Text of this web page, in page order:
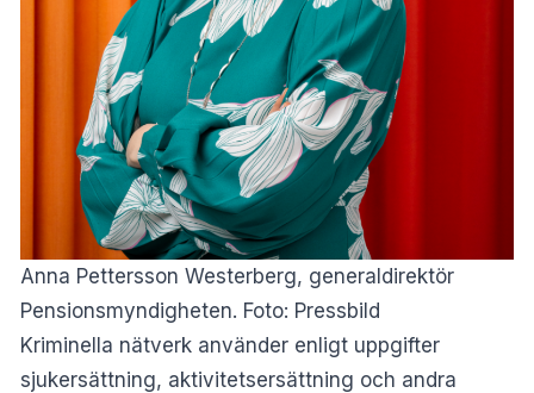
Anna Pettersson Westerberg, generaldirektör
Pensionsmyndigheten. Foto: Pressbild
Kriminella nätverk använder enligt uppgifter
sjukersättning, aktivitetsersättning och andra